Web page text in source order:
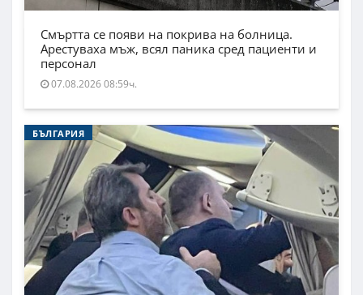
Смъртта се появи на покрива на болница.
Арестуваха мъж, всял паника сред пациенти и
персонал
07.08.2026 08:59ч.
БЪЛГАРИЯ